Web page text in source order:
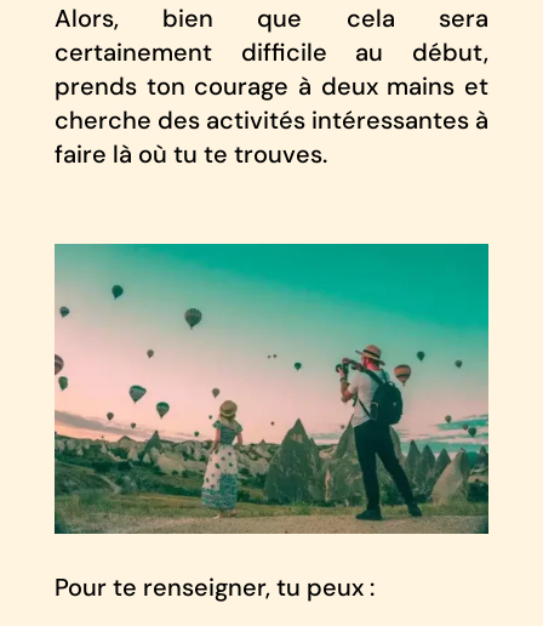
Alors, bien que cela sera
certainement difficile au début,
prends ton courage à deux mains et
cherche des activités intéressantes à
faire là où tu te trouves.
Pour te renseigner, tu peux :